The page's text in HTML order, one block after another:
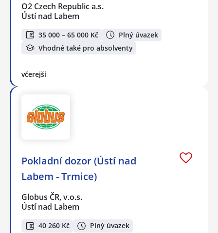
O2 Czech Republic a.s.
Ústí nad Labem
35 000 – 65 000 Kč
Plný úvazek
Vhodné také pro absolventy
včerejší
Pokladní dozor (Ústí nad
Labem - Trmice)
Globus ČR, v.o.s.
Ústí nad Labem
40 260 Kč Plný úvazek